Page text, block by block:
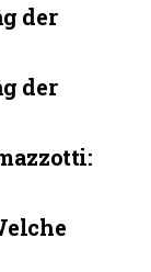
der
der